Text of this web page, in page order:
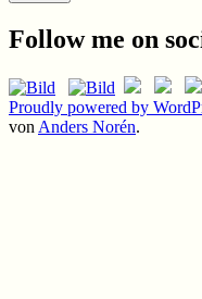
Follow me on
Proudly powered by
von Anders Norén.